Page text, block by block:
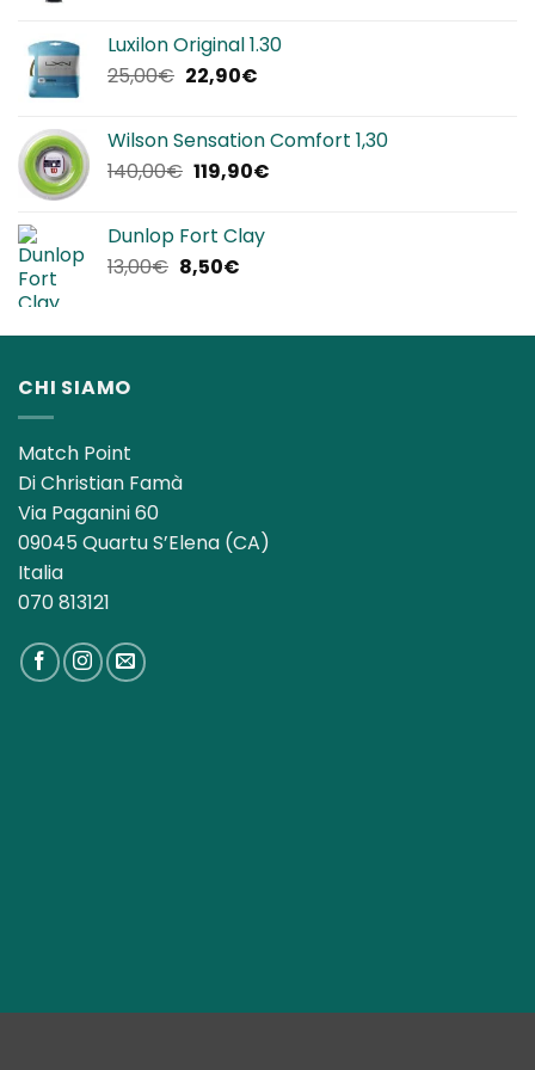
era:
12,00€.
è:
8,50€.
Luxilon Original 1.30
25,00€ Il
era:
25,00€.
22,90€Il
è:
22,90€.
Wilson Sensation Comfort 1,30
140,00€ Il
era:
140,00€.
119,90€Il
Dunlop Fort Clay
13,00€ Il
era:
8,50€Il
è:
CHI SIAMO
Match Point
Di Christian Famà
Via Paganini 60
09045 Quartu S’Elena (CA)
Italia
070 813121